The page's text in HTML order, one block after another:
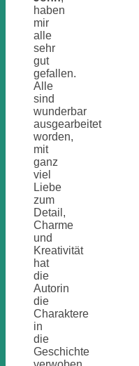
haben
mir
alle
sehr
gut
gefallen.
Alle
sind
wunderbar
ausgearbeitet
worden,
mit
ganz
viel
Liebe
zum
Detail,
Charme
und
Kreativität
hat
die
Autorin
die
Charaktere
in
die
Geschichte